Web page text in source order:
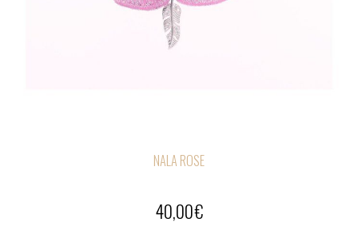
NALA ROSE
40,00€